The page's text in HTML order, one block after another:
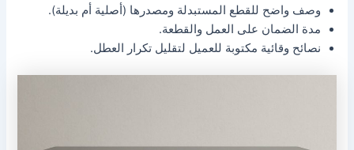
وصف واضح للقطع المستبدلة ومصدرها (أصلية أم بديلة).
مدة الضمان على العمل والقطعة.
نصائح وقائية مكتوبة للعميل لتقليل تكرار العطل.